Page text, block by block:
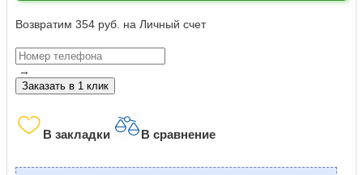
Возвратим 354 руб. на Личный счет
→
Заказать в 1 клик
В закладки В сравнение